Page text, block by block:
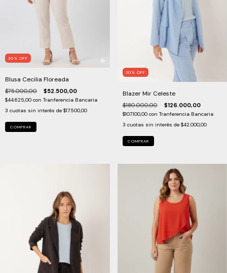
30 % OFF
Blusa Cecilia Floreada
$75.000,00 $52.500,00
$44.625,00 con Tranferencia Bancaria
3 cuotas sin interés de $17.500,00
COMPRAR
30 % OFF
Blazer Mir Celeste
$180.000,00 $126.000,00
$107.100,00 con Tranferencia Bancaria
3 cuotas sin interés de $42.000,00
COMPRAR